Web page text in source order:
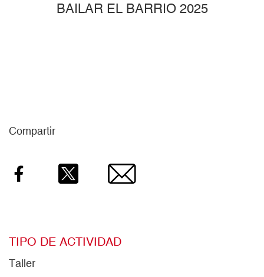
BAILAR EL BARRIO 2025
Compartir
Facebook Twitter Email
TIPO DE ACTIVIDAD
Taller